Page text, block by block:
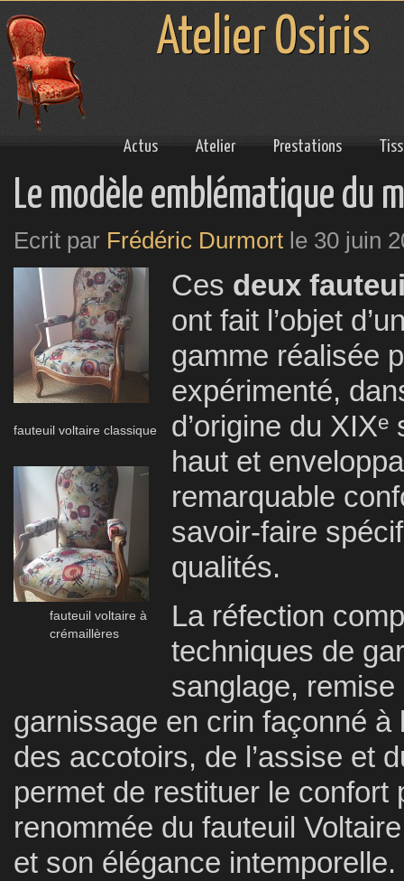
Atelier Osiris
Actus Atelier Prestations
Le modèle emblématique du
Ecrit par Frédéric Durmort le 30 juin
fauteuil voltaire classique
fauteuil voltaire à
crémaillères
Ces deux
ont fait l’objet
gamme réalisée
expérimenté,
d’origine du
haut et
remarquable
savoir-faire
qualités.
La réfection
techniques de
sanglage,
garnissage en crin façonné
des accotoirs, de l’assise et
permet de restituer le confort
renommée du fauteuil
et son élégance intemporelle.